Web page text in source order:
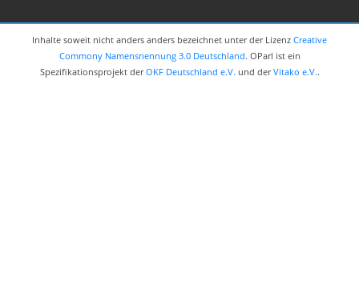
Inhalte soweit nicht anders anders bezeichnet unter der Lizenz Creative
Commony Namensnennung 3.0 Deutschland. OParl ist ein
Spezifikationsprojekt derOKF Deutschland e.V. und derVitako e.V..